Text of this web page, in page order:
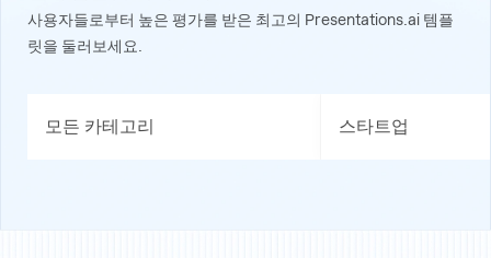
사용자들로부터 높은 평가를 받은 최고의 Presentations.ai 템플
릿을 둘러보세요.
모든 카테고리 스타트업